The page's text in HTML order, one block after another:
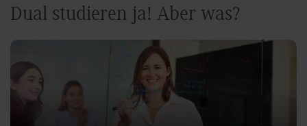
Dual studieren ja! Aber was?